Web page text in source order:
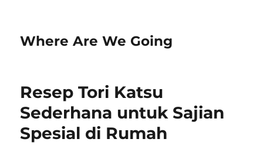
Where Are We Going
Resep Tori Katsu
Sederhana untuk Sajian
Spesial di Rumah